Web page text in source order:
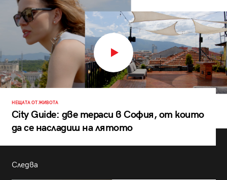
НЕЩАТА ОТ ЖИВОТА
City Guide: две тераси в София, от които
да се насладиш на лятото
Следва